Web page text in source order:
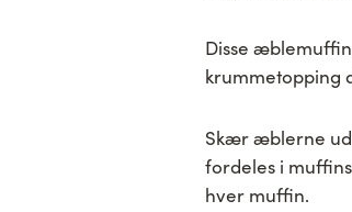
Disse
krummetopping
Skær æblerne ud
fordeles i
hver muffin.